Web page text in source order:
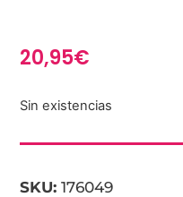
20,95€
Sin existencias
SKU:176049